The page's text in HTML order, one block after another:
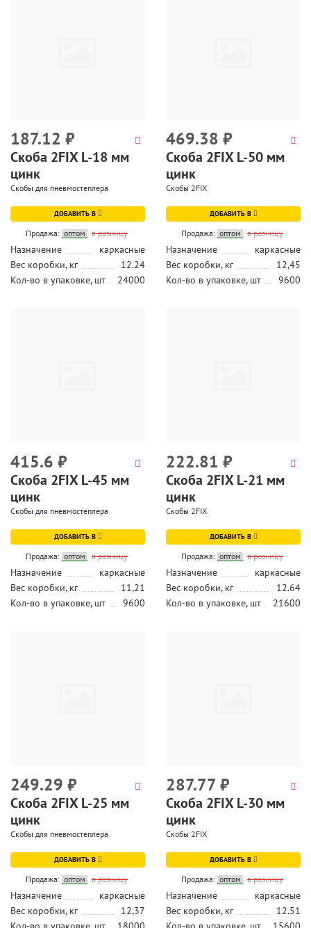
187.12 ₽
Скоба 2FIX L-18 мм
цинк
Скобы для пневмостеплера
ДОБАВИТЬ В
Продажа: оптом в розницу
Назначение
каркасные
Вес коробки, кг
12.24
Кол-во в упаковке, шт
24000
469.38 ₽
Скоба 2FIX L-50 мм
цинк
Скобы 2FIX
ДОБАВИТЬ В
Продажа: оптом в розницу
Назначение
каркасные
Вес коробки, кг
12,45
Кол-во в упаковке, шт
9600
415.6 ₽
Скоба 2FIX L-45 мм
цинк
Скобы для пневмостеплера
ДОБАВИТЬ В
Продажа: оптом в розницу
Назначение
каркасные
Вес коробки, кг
11,21
Кол-во в упаковке, шт
9600
222.81 ₽
Скоба 2FIX L-21 мм
цинк
Скобы 2FIX
ДОБАВИТЬ В
Продажа: оптом в розницу
Назначение
каркасные
Вес коробки, кг
12.64
Кол-во в упаковке, шт
21600
249.29 ₽
Скоба 2FIX L-25 мм
цинк
Скобы для пневмостеплера
ДОБАВИТЬ В
Продажа: оптом в розницу
Назначение
каркасные
Вес коробки, кг
12,37
287.77₽
Скоба 2FIX L-30 мм
цинк
Скобы 2FIX
ДОБАВИТЬ В
Продажа: оптом в розницу
Назначение
каркасные
Вес коробки, кг
12.51